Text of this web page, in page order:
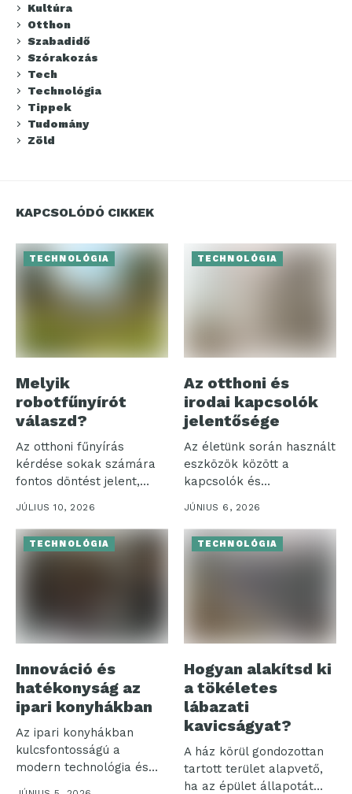
Kultúra
Otthon
Szabadidő
Szórakozás
Tech
Technológia
Tippek
Tudomány
Zöld
KAPCSOLÓDÓ CIKKEK
TECHNOLÓGIA
Melyik
robotfűnyírót
válaszd?
Az otthoni fűnyírás
kérdése sokak számára
fontos döntést jelent,
különösen, amikor a...
JÚLIUS 10, 2026
TECHNOLÓGIA
Az otthoni és
irodai kapcsolók
jelentősége
Az életünk során használt
eszközök között a
kapcsolók és
szerelvények különösen
jelentős...
JÚNIUS 6, 2026
TECHNOLÓGIA
Innováció és
hatékonyság az
ipari konyhákban
Az ipari konyhákban
kulcsfontosságú a
modern technológia és
hatékonyság
TECHNOLÓGIA
Hogyan alakítsd ki
a tökéletes
lábazati
kavicságyat?
A ház körül gondozottan
tartott terület alapvető,
ha az épület állapotát